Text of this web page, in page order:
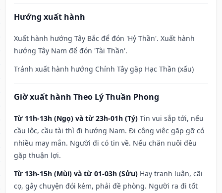
Hướng xuất hành
Xuất hành hướng Tây Bắc để đón 'Hỷ Thần'. Xuất hành
hướng Tây Nam để đón 'Tài Thần'.
Tránh xuất hành hướng Chính Tây gặp Hạc Thần (xấu)
Giờ xuất hành Theo Lý Thuần Phong
Từ 11h-13h (Ngọ) và từ 23h-01h (Tý) Tin vui sắp tới, nếu
cầu lộc, cầu tài thì đi hướng Nam. Đi công việc gặp gỡ có
nhiều may mắn. Người đi có tin về. Nếu chăn nuôi đều
gặp thuận lợi.
Từ 13h-15h (Mùi) và từ 01-03h (Sửu) Hay tranh luận, cãi
cọ, gây chuyện đói kém, phải đề phòng. Người ra đi tốt